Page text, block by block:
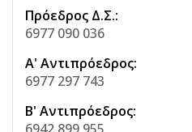
Πρόεδρος Δ.Σ.:
6977 090 036
Α' Αντιπρόεδρος:
6977 297 743
Β' Αντιπρόεδρος: